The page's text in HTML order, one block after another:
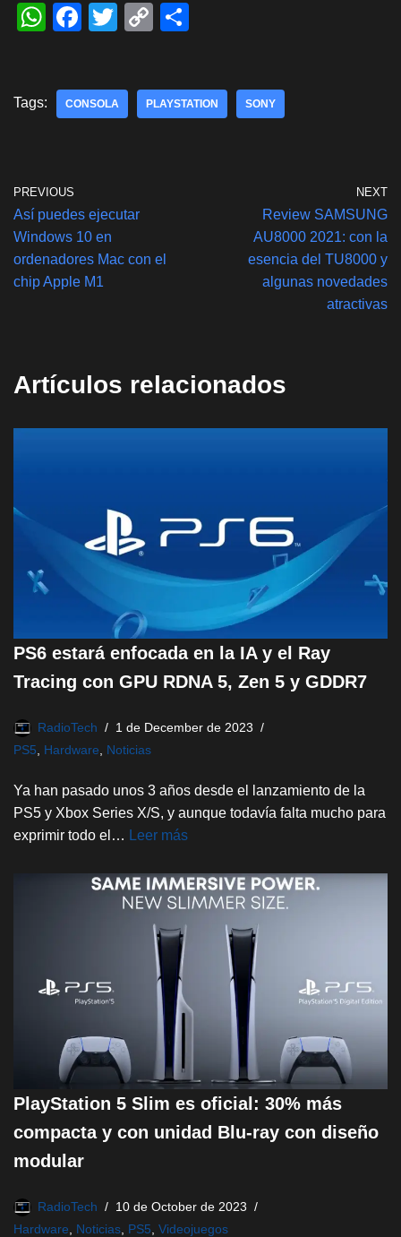
W
s
p
F
e
k
T
er
C
y
e
Tags: CONSOLA PLAYSTATION SONY
PREVIOUS
Así puedes ejecutar
Windows 10 en
ordenadores Mac con el
chip Apple M1
NEXT
Review SAMSUNG
AU8000 2021: con la
esencia del TU8000 y
algunas novedades
atractivas
Artículos relacionados
PS6 estará enfocada en la IA y el Ray
Tracing con GPU RDNA 5, Zen 5 y GDDR7
RadioTech
1 de December de 2023
PS5, Hardware, Noticias
Ya han pasado unos 3 años desde el lanzamiento de la
PS5 y Xbox Series X/S, y aunque todavía falta mucho para
exprimir todo el… Leer más
PlayStation 5 Slim es oficial: 30% más
compacta y con unidad Blu-ray con diseño
modular
RadioTech
10 de October de 2023
Hardware, Noticias, PS5, Videojuegos